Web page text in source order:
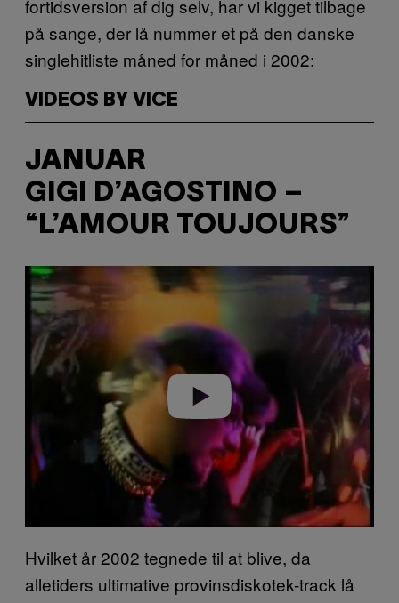
fortidsversion af dig selv, har vi kigget tilbage
på sange, der lå nummer et på den danske
singlehitliste måned for måned i 2002:
VIDEOS BY VICE
JANUAR
GIGI D’AGOSTINO –
“L’AMOUR TOUJOURS”
P
Hvilket år 2002 tegnede til at blive, da
alletiders ultimative provinsdiskotek-track lå